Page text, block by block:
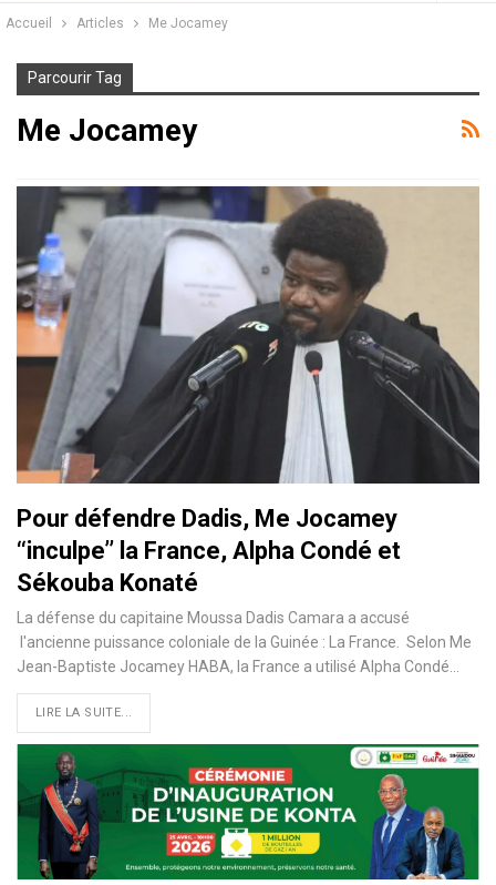
Accueil Articles Me Jocamey
Parcourir Tag
Me Jocamey
Pour défendre Dadis, Me Jocamey
‘‘inculpe’’ la France, Alpha Condé et
Sékouba Konaté
La défense du capitaine Moussa Dadis Camara a accusé
l'ancienne puissance coloniale de la Guinée : La France. Selon Me
Jean-Baptiste Jocamey HABA, la France a utilisé Alpha Condé…
LIRE LA SUITE...